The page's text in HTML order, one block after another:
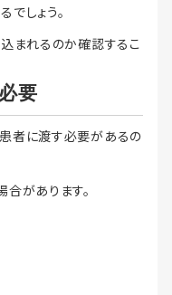
しょう。
まれるのか確認するこ
要
者に渡す必要があるの
があります。